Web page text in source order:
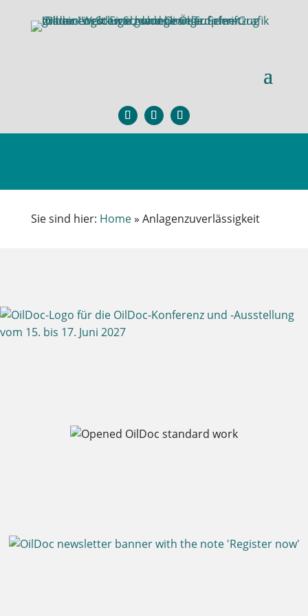
Sie sind hier: Home» Anlagenzuverlässigkeit